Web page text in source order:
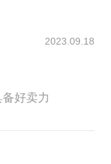
2023.09.18
好卖力